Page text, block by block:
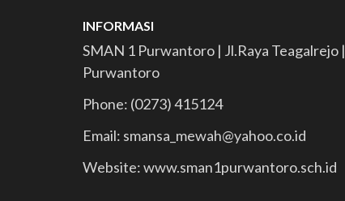
INFORMASI
SMAN 1 Purwantoro | Jl.Raya Teagalrejo |
Purwantoro
Phone: (0273) 415124
Email: smansa_mewah@yahoo.co.id
Website: www.sman1purwantoro.sch.id